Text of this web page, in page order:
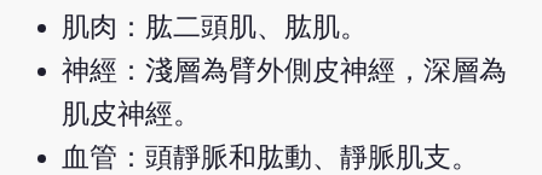
肌肉：肱二頭肌、肱肌。
神經：淺層為臂外側皮神經，深層為
肌皮神經。
血管：頭靜脈和肱動、靜脈肌支。